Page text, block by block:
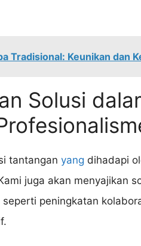
Tradisional: Keunikan dan
Solusi
tantangan yang dihadapi
juga akan menyajikan
peningkatan